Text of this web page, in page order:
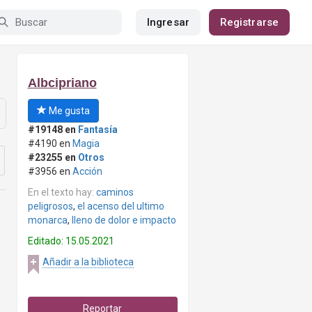
Ingresar Registrarse
Albcipriano
Me gusta
#19148 en Fantasía
#4190 en Magia
#23255 en Otros
#3956 en Acción
En el texto hay: caminos
peligrosos, el acenso del ultimo
monarca,
lleno de dolor e impacto
Editado: 15.05.2021
Añadir a la biblioteca
Reportar